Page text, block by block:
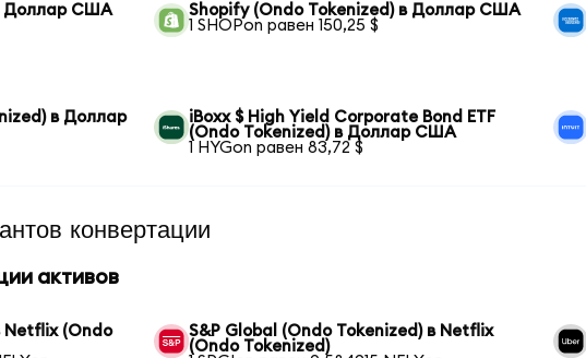
Доллар США
Shopify (Ondo Tokenized) в Доллар США
1 SHOPon равен 150,25 $
в Доллар
iBoxx $ High Yield Corporate Bond ETF
(Ondo Tokenized) в Доллар США
1 HYGon равен 83,72 $
конвертации
активов
Netflix (Ondo
S&P Global (Ondo Tokenized) в Netflix
(Ondo Tokenized)